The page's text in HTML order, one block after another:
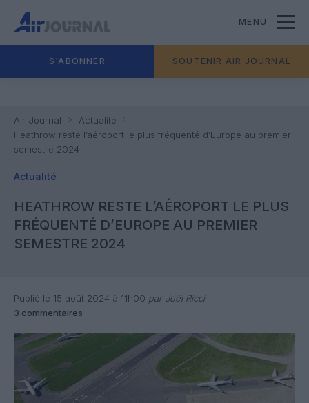
MENU
S'ABONNER SOUTENIR AIR JOURNAL
Air Journal
Actualité
Heathrow reste l’aéroport le plus fréquenté d’Europe au premier
semestre 2024
Actualité
HEATHROW RESTE L’AÉROPORT LE PLUS
FRÉQUENTÉ D’EUROPE AU PREMIER
SEMESTRE 2024
Publié le 15 août 2024 à 11h00 par Joël Ricci
3 commentaires